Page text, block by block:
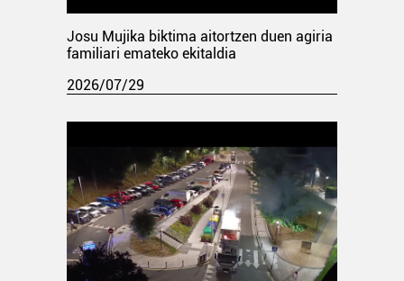
Josu Mujika biktima aitortzen duen agiria
familiari emateko ekitaldia
2026/07/29